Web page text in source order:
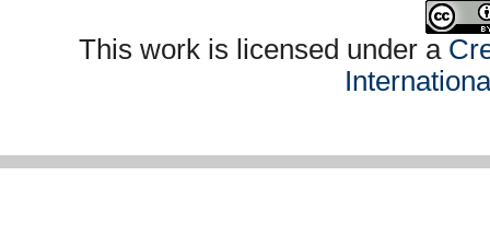
This work is licensed under a